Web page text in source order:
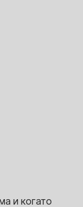
и когато